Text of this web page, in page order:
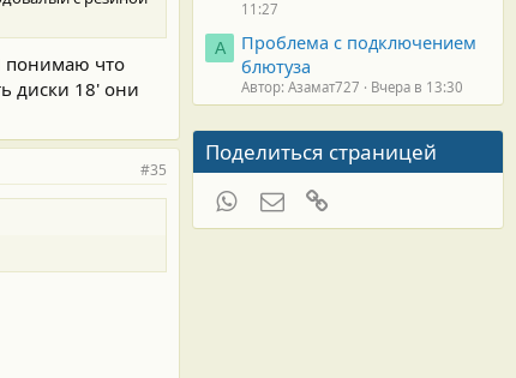
понимаю что
диски 18' они
#35
11:27
А
Проблема с подключением
блютуза
Автор: Азамат727 Вчера в 13:30
Поделиться страницей
WhatsAppЭлектронная почта